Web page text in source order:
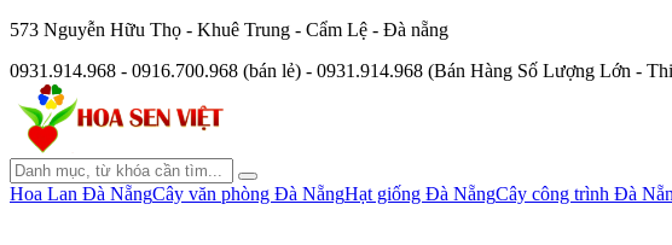
573 Nguyễn Hữu Thọ - Khuê Trung - Cẩm Lệ - Đà nẵng
0931.914.968 - 0916.700.968 (bán lẻ) - 0931.914.968 (Bán Hàng Số Lượng Lớn -
Hoa Lan Đà NẵngCây văn phòng Đà NẵngHạt giống Đà NẵngCây công trình Đà